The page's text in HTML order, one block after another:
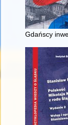
Gdańscy